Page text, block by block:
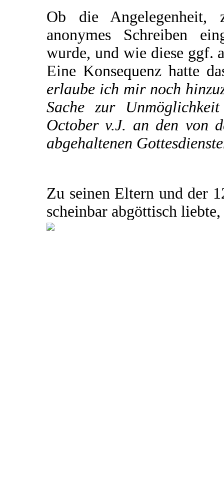
Ob die Angelegenheit,
anonymes Schreiben
wurde, und wie diese ggf.
Eine Konsequenz hatte
erlaube ich mir noch
Sache zur
October v.J. an den von
abgehaltenen
Zu seinen Eltern und der
scheinbar abgöttisch